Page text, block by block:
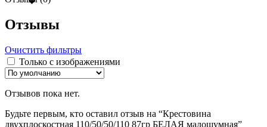
Отзывы
Очистить фильтры
Только с изображениями
Отзывов пока нет.
Будьте первым, кто оставил отзыв на “Крестовина
двухплоскостная 110/50/50/110 87гр БЕЛАЯ малошумная”